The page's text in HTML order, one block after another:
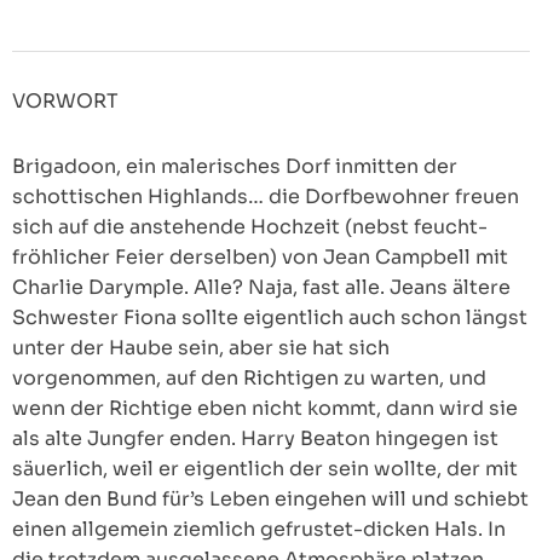
VORWORT
Brigadoon, ein malerisches Dorf inmitten der
schottischen Highlands… die Dorfbewohner freuen
sich auf die anstehende Hochzeit (nebst feucht-
fröhlicher Feier derselben) von Jean Campbell mit
Charlie Darymple. Alle? Naja, fast alle. Jeans ältere
Schwester Fiona sollte eigentlich auch schon längst
unter der Haube sein, aber sie hat sich
vorgenommen, auf den Richtigen zu warten, und
wenn der Richtige eben nicht kommt, dann wird sie
als alte Jungfer enden. Harry Beaton hingegen ist
säuerlich, weil er eigentlich der sein wollte, der mit
Jean den Bund für’s Leben eingehen will und schiebt
einen allgemein ziemlich gefrustet-dicken Hals. In